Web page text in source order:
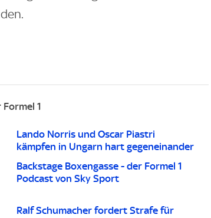
Formel 1
Lando Norris und Oscar Piastri
kämpfen in Ungarn hart gegeneinander
Backstage Boxengasse - der Formel 1
Podcast von Sky Sport
Ralf Schumacher fordert Strafe für